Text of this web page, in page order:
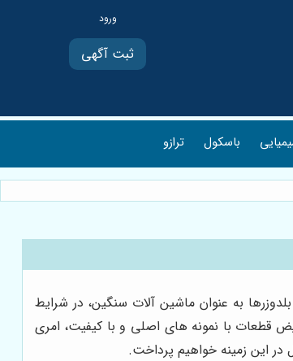
ثبت آگهی
باسکول ترازو
به عنوان ماشین آلات سنگین، در شرایط
قطعات با نمونه های اصلی و با کیفیت، امری
در این زمینه خواهیم پرداخت.